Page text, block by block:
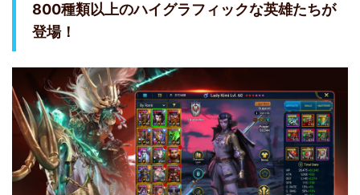
800種類以上のハイグラフィックな英雄たちが
登場！